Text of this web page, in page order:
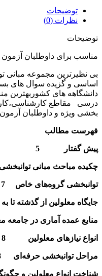
توضیحات
نظرات (0)
توضیحات
مناسب برای داوطلبان
بی نظیرترین مجموعه
اساسی و گزیده سوال های
دانشگاهه های کشوربهترین
درسی مقاطع
بخشی ویژه و داوطلبان
فهرست مطالب
پیش گفتار 5
چکیده مباحث مبانی توانبخشی
توانبخشى گروه‌هاى خاص
جايگاه معلولين از گذشته تا
منابع عمده آمارى در جامعه
انواع نيازهاى معلولين
مراحل توانبخشى حرفه‌اى
شناخت انواع معلولين و